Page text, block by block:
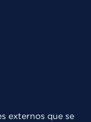
externos que se